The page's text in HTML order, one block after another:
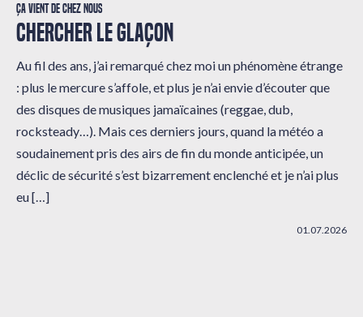
Ça vient de chez nous
CHERCHER LE GLAÇON
Au fil des ans, j’ai remarqué chez moi un phénomène étrange
: plus le mercure s’affole, et plus je n’ai envie d’écouter que
des disques de musiques jamaïcaines (reggae, dub,
rocksteady…). Mais ces derniers jours, quand la météo a
soudainement pris des airs de fin du monde anticipée, un
déclic de sécurité s’est bizarrement enclenché et je n’ai plus
eu […]
01.07.2026